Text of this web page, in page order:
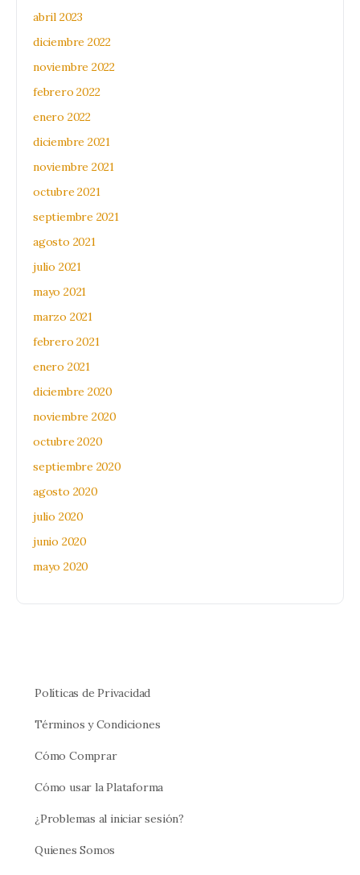
abril 2023
diciembre 2022
noviembre 2022
febrero 2022
enero 2022
diciembre 2021
noviembre 2021
octubre 2021
septiembre 2021
agosto 2021
julio 2021
mayo 2021
marzo 2021
febrero 2021
enero 2021
diciembre 2020
noviembre 2020
octubre 2020
septiembre 2020
agosto 2020
julio 2020
junio 2020
mayo 2020
Políticas de Privacidad
Términos y Condiciones
Cómo Comprar
Cómo usar la Plataforma
¿Problemas al iniciar sesión?
Quienes Somos